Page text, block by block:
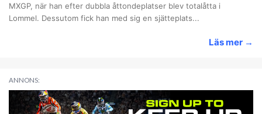
MXGP, när han efter dubbla åttondeplatser blev totalåtta i
Lommel. Dessutom fick han med sig en sjätteplats...
Läs mer →
ANNONS: